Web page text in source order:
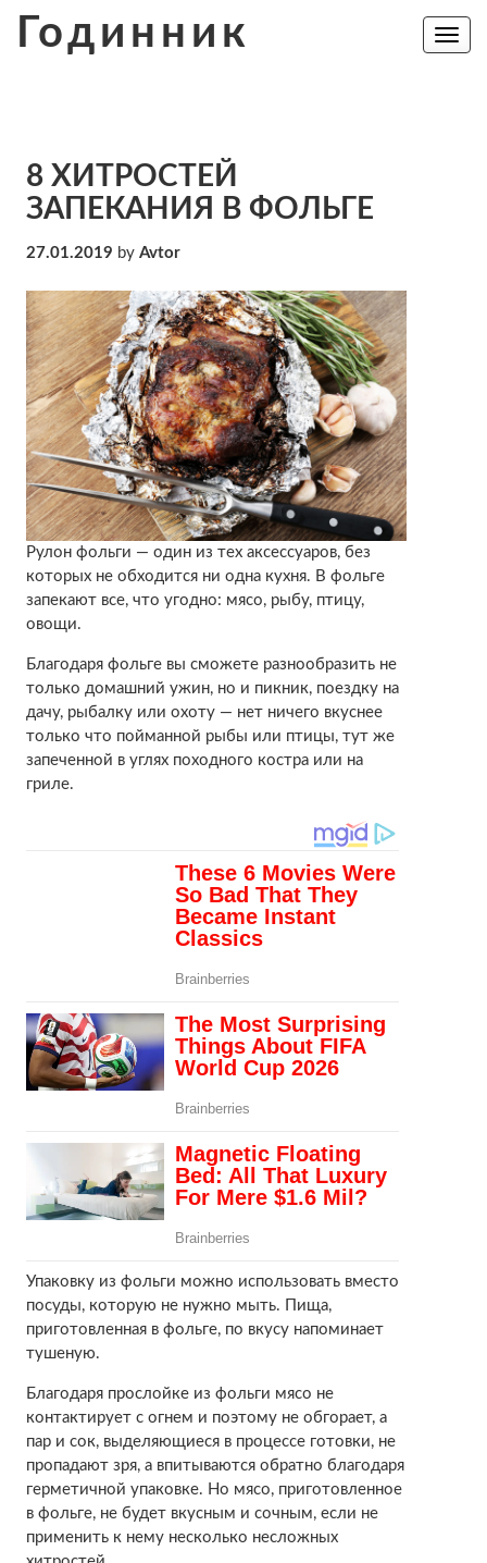
Годинник
Toggle
8 ХИТРОСТЕЙ
ЗАПЕКАНИЯ В ФОЛЬГЕ
27.01.2019 by Avtor
Рулон фольги — один из тех аксессуаров, без
которых не обходится ни одна кухня. В фольге
запекают все, что угодно: мясо, рыбу, птицу,
овощи.
Благодаря фольге вы сможете разнообразить не
только домашний ужин, но и пикник, поездку на
дачу, рыбалку или охоту — нет ничего вкуснее
только что пойманной рыбы или птицы, тут же
запеченной в углях походного костра или на
гриле.
Упаковку из фольги можно использовать вместо
посуды, которую не нужно мыть. Пища,
приготовленная в фольге, по вкусу напоминает
тушеную.
Благодаря прослойке из фольги мясо не
контактирует с огнем и поэтому не обгорает, а
пар и сок, выделяющиеся в процессе готовки, не
пропадают зря, а впитываются обратно благодаря
герметичной упаковке. Но мясо, приготовленное
в фольге, не будет вкусным и сочным, если не
применить к нему несколько несложных